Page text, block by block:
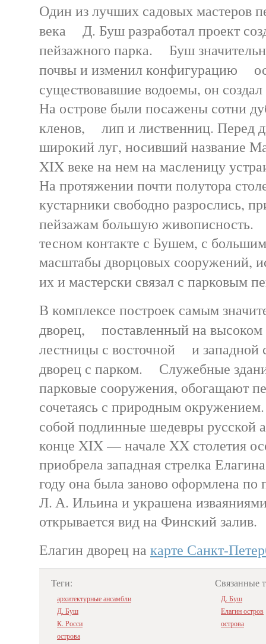
Один из лучших садовых мастеров
века Д. Буш разработал проект
пейзажного парка. Буш
почвы и изменил конфигурацию
существовавшие водоемы, он
На острове были посажены сотни
кленов, лип и лиственниц. Перед
широкий луг, носивший название
XIX веке на нем на масленицу
На протяжении почти полутора
кустарники свободно разрослись,
пейзажам большую живописность.
тесном контакте с Бушем, с
масштабы дворцовых сооружений,
их и мастерски связал с
В комплексе построек самым
дворец, поставленный на высоком
лестницы с восточной и западной
дворец с парком. Служебные
парковые сооружения, обогащают
сочетаясь с природным
собой подлинные шедевры
конце XIX — начале XX столетия
приобрела западная стрелка
году она была заново оформлена по
Л. А. Ильина и украшена
открывается вид на Финский залив.
Елагин дворец накарте Санкт-
Теги:
архитектурные ансамбли
Д. Буш
К. Росси
острова
Связанные
Д. Буш
Елагин остров
острова